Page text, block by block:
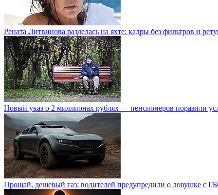
Рената Литвинова разделась на яхте: кадры без фильтров и
Новый указ о 2 миллионах рублях — пенсионеров поразили
Прощай, дешевый газ: водителей предупредили о ловушке с